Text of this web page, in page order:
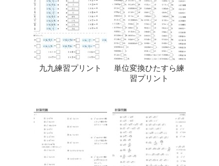
九九練習プリント
単位変換ひたすら練
習プリント